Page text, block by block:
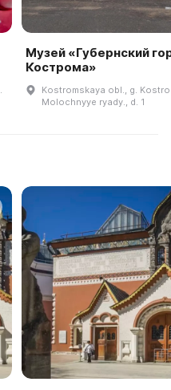
Музей «Губернский
Кострома»
Kostromskaya obl., g.
Molochnyye ryady., d. 1